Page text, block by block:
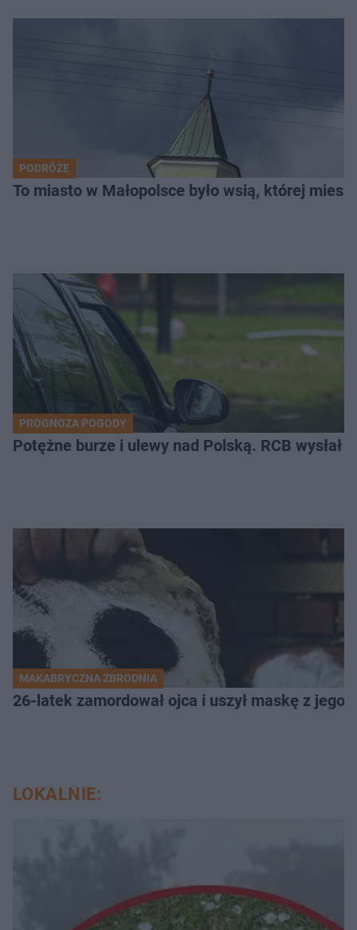
PODRÓŻE
To miasto w Małopolsce było wsią, której
PROGNOZA POGODY
Potężne burze i ulewy nad Polską. RCB
MAKABRYCZNA ZBRODNIA
26-latek zamordował ojca i uszył maskę z
LOKALNIE: